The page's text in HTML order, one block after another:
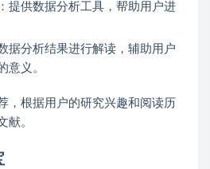
：提供数据分析工具，帮助用户进
据分析结果进行解读，辅助用户
意义。
，根据用户的研究兴趣和阅读历
献。